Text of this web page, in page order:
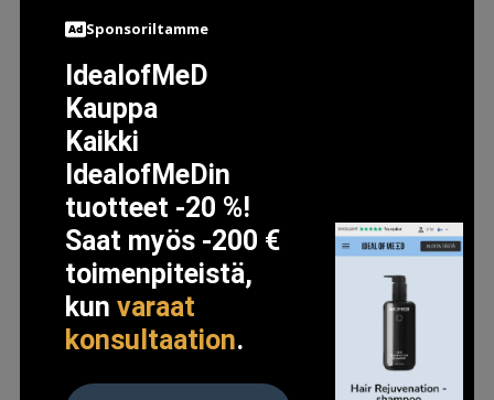
ESSENCE STAY 8H WATERPROOF LIPLINER 01 CURIOUS
Sponsoriltamme
IdealofMeD
Kauppa
Kaikki
IdealofMeDin
tuotteet -20 %!
Saat myös -200 €
toimenpiteistä,
kunvaraat
konsultaation.